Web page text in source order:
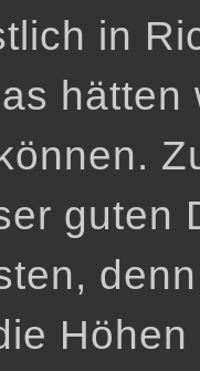
in
hätten
guten